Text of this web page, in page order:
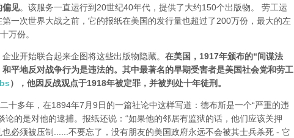
偏见。该服务一直运行到20世纪40年代，提供了大约150个出版物。 劳工运
一次世界大战之前，它的报纸在美国的发行量也超过了200万份，最大的左
万份。
业开始联合起来企图将这些出版物隐藏。 在美国，1917年颁布的“间谍法
和平地反对战争行为是违法的。其中最著名的早期受害者是美国社会党和劳工
），他因反战观点于1918年被定罪，并被判处十年徒刑。
十多年，在1894年7月9日的一篇社论中这样写道：德布斯是一个“严重的违
论的是对他的逮捕。报纸还说：“如果他的邻居有监狱的话，他们应该关押
必须被压制......不要忘了，没有朋友的美国政府永远不会被其士兵杀死 - 它